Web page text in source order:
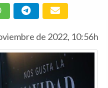
de 2022, 10:56h